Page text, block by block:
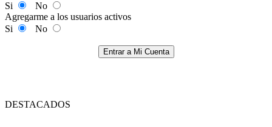
Si
No
Agregarme a los usuarios activos
Si
No
Entrar a Mi Cuenta
DESTACADOS